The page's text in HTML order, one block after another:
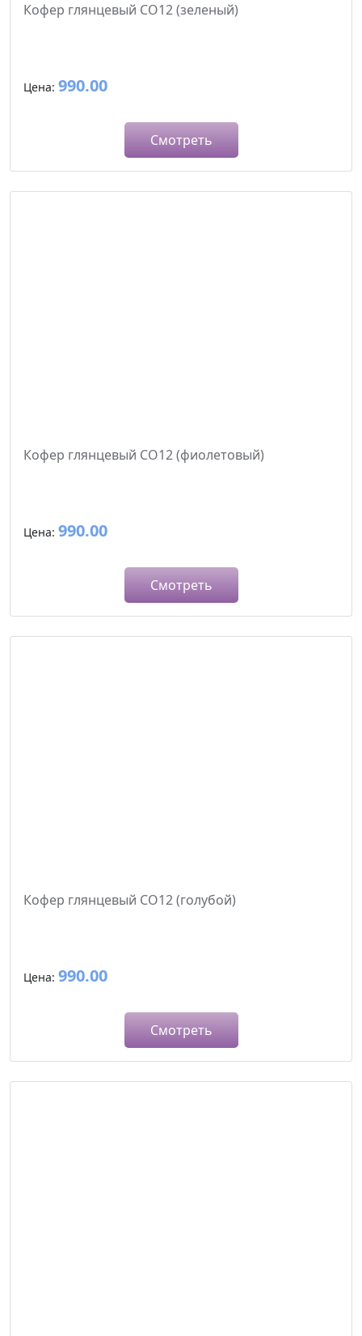
Кофер глянцевый CO12 (зеленый)
Цена: 990.00
Смотреть
Кофер глянцевый CO12 (фиолетовый)
Цена: 990.00
Смотреть
Кофер глянцевый CO12 (голубой)
Цена: 990.00
Смотреть